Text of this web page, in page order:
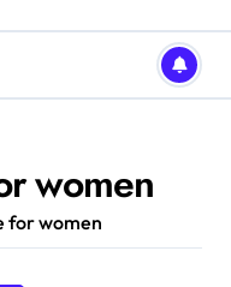
women
for women